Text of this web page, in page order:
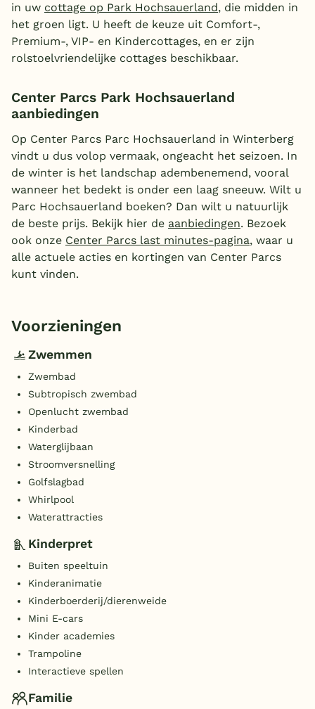
in uw cottage op Park Hochsauerland, die midden in
het groen ligt. U heeft de keuze uit Comfort-,
Premium-, VIP- en Kindercottages, en er zijn
rolstoelvriendelijke cottages beschikbaar.
Center Parcs Park Hochsauerland
aanbiedingen
Op Center Parcs Parc Hochsauerland in Winterberg
vindt u dus volop vermaak, ongeacht het seizoen. In
de winter is het landschap adembenemend, vooral
wanneer het bedekt is onder een laag sneeuw. Wilt u
Parc Hochsauerland boeken? Dan wilt u natuurlijk
de beste prijs. Bekijk hier de aanbiedingen. Bezoek
ook onze Center Parcs last minutes-pagina, waar u
alle actuele acties en kortingen van Center Parcs
kunt vinden.
Voorzieningen
Zwemmen
Zwembad
Subtropisch zwembad
Openlucht zwembad
Kinderbad
Waterglijbaan
Stroomversnelling
Golfslagbad
Whirlpool
Waterattracties
Kinderpret
Buiten speeltuin
Kinderanimatie
Kinderboerderij/dierenweide
Mini E-cars
Kinder academies
Trampoline
Interactieve spellen
Familie